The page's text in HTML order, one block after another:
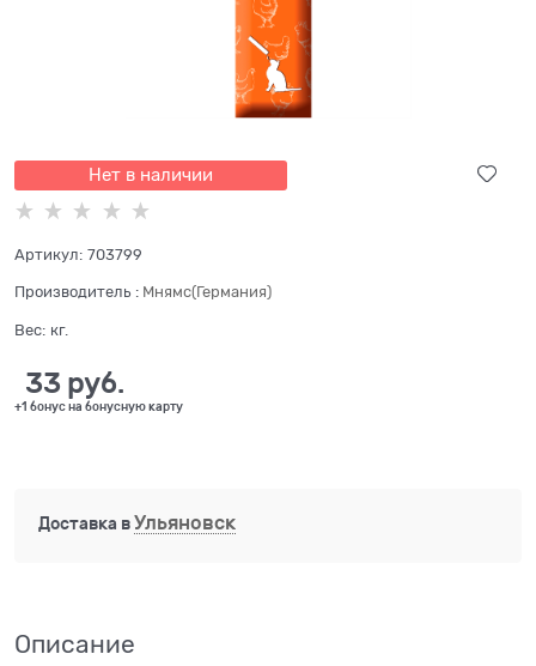
Нет в наличии
Артикул: 703799
Производитель : Мнямс(Германия)
Вес: кг.
33 руб.
+1 бонус на бонусную карту
Доставка вУльяновск
Описание